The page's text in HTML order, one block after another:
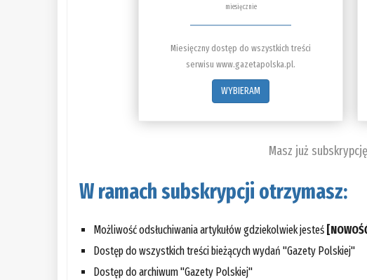
miesięcznie
Miesięczny dostęp do wszystkich treści
serwisu www.gazetapolska.pl.
WYBIERAM
Masz już
W ramach subskrypcji otrzymasz:
Możliwość odsłuchiwania artykułów gdziekolwiek jesteś
Dostęp do wszystkich treści bieżących wydań "Gazety Polskiej"
Dostęp do archiwum "Gazety Polskiej"